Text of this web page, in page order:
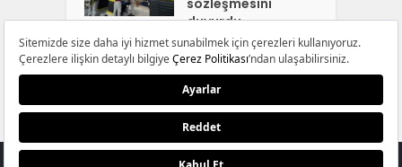
sözleşmesini
duyurdu